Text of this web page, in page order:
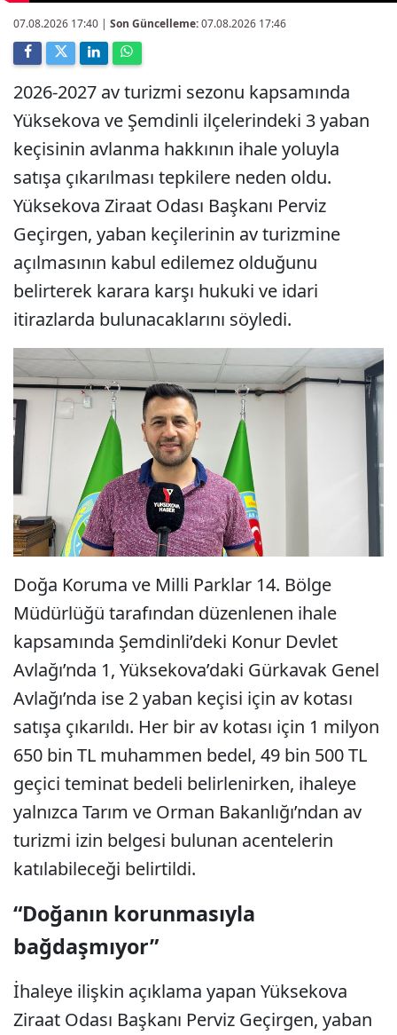
07.08.2026 17:40 | Son Güncelleme:07.08.2026 17:46
2026-2027 av turizmi sezonu kapsamında
Yüksekova ve Şemdinli ilçelerindeki 3 yaban
keçisinin avlanma hakkının ihale yoluyla
satışa çıkarılması tepkilere neden oldu.
Yüksekova Ziraat Odası Başkanı Perviz
Geçirgen, yaban keçilerinin av turizmine
açılmasının kabul edilemez olduğunu
belirterek karara karşı hukuki ve idari
itirazlarda bulunacaklarını söyledi.
Doğa Koruma ve Milli Parklar 14. Bölge
Müdürlüğü tarafından düzenlenen ihale
kapsamında Şemdinli’deki Konur Devlet
Avlağı’nda 1, Yüksekova’daki Gürkavak Genel
Avlağı’nda ise 2 yaban keçisi için av kotası
satışa çıkarıldı. Her bir av kotası için 1 milyon
650 bin TL muhammen bedel, 49 bin 500 TL
geçici teminat bedeli belirlenirken, ihaleye
yalnızca Tarım ve Orman Bakanlığı’ndan av
turizmi izin belgesi bulunan acentelerin
katılabileceği belirtildi.
“Doğanın korunmasıyla
bağdaşmıyor”
İhaleye ilişkin açıklama yapan Yüksekova
Ziraat Odası Başkanı Perviz Geçirgen, yaban